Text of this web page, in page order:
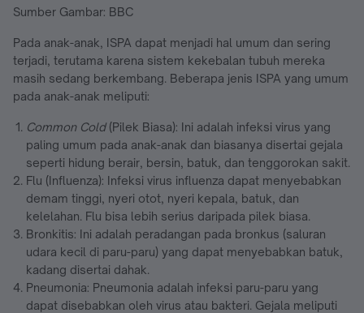
Sumber Gambar: BBC
Pada anak-anak, ISPA dapat menjadi hal umum dan sering
terjadi, terutama karena sistem kekebalan tubuh mereka
masih sedang berkembang. Beberapa jenis ISPA yang umum
pada anak-anak meliputi:
Common Cold(Pilek Biasa): Ini adalah infeksi virus yang
paling umum pada anak-anak dan biasanya disertai gejala
seperti hidung berair, bersin, batuk, dan tenggorokan sakit.
Flu (Influenza): Infeksi virus influenza dapat menyebabkan
demam tinggi, nyeri otot, nyeri kepala, batuk, dan
kelelahan. Flu bisa lebih serius daripada pilek biasa.
Bronkitis: Ini adalah peradangan pada bronkus (saluran
udara kecil di paru-paru) yang dapat menyebabkan batuk,
kadang disertai dahak.
Pneumonia: Pneumonia adalah infeksi paru-paru yang
dapat disebabkan oleh virus atau bakteri. Gejala meliputi